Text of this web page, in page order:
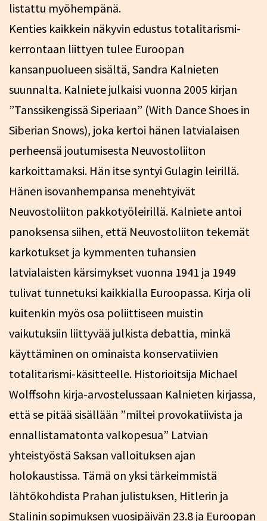
listattu myöhempänä.
Kenties kaikkein näkyvin edustus totalitarismi-
kerrontaan liittyen tulee Euroopan
kansanpuolueen sisältä, Sandra Kalnieten
suunnalta. Kalniete julkaisi vuonna 2005 kirjan
”Tanssikengissä Siperiaan” (With Dance Shoes in
Siberian Snows), joka kertoi hänen latvialaisen
perheensä joutumisesta Neuvostoliiton
karkoittamaksi. Hän itse syntyi Gulagin leirillä.
Hänen isovanhempansa menehtyivät
Neuvostoliiton pakkotyöleirillä. Kalniete antoi
panoksensa siihen, että Neuvostoliiton tekemät
karkotukset ja kymmenten tuhansien
latvialaisten kärsimykset vuonna 1941 ja 1949
tulivat tunnetuksi kaikkialla Euroopassa. Kirja oli
kuitenkin myös osa poliittiseen muistin
vaikutuksiin liittyvää julkista debattia, minkä
käyttäminen on ominaista konservatiivien
totalitarismi-käsitteelle. Historioitsija Michael
Wolffsohn kirja-arvostelussaan Kalnieten kirjassa,
että se pitää sisällään ”miltei provokatiivista ja
ennallistamatonta valkopesua” Latvian
yhteistyöstä Saksan valloituksen ajan
holokaustissa. Tämä on yksi tärkeimmistä
lähtökohdista Prahan julistuksen, Hitlerin ja
Stalinin sopimuksen vuosipäivän 23.8 ja Euroopan